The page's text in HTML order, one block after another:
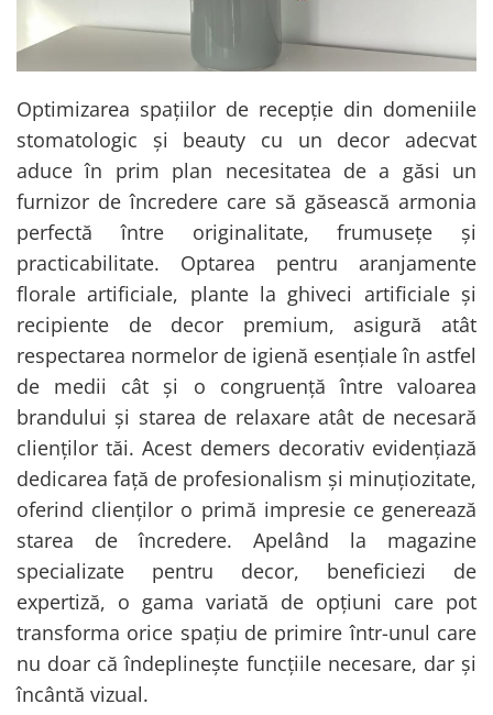
Optimizarea spațiilor de recepție din domeniile
stomatologic și beauty cu un decor adecvat
aduce în prim plan necesitatea de a găsi un
furnizor de încredere care să găsească armonia
perfectă între originalitate, frumusețe și
practicabilitate. Optarea pentru aranjamente
florale artificiale, plante la ghiveci artificiale și
recipiente de decor premium, asigură atât
respectarea normelor de igienă esențiale în astfel
de medii cât și o congruență între valoarea
brandului și starea de relaxare atât de necesară
clienților tăi. Acest demers decorativ evidențiază
dedicarea față de profesionalism și minuțiozitate,
oferind clienților o primă impresie ce generează
starea de încredere. Apelând la magazine
specializate pentru decor, beneficiezi de
expertiză, o gama variată de opțiuni care pot
transforma orice spațiu de primire într-unul care
nu doar că îndeplinește funcțiile necesare, dar și
încântă vizual.